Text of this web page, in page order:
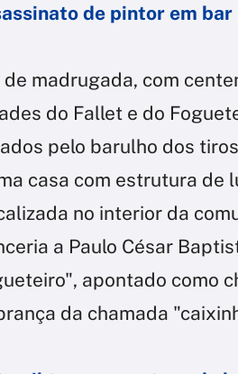
de pintor em bar
madrugada, com
do Fallet e do
pelo barulho dos
casa com estrutura de
no interior da
a Paulo César
apontado como
da chamada